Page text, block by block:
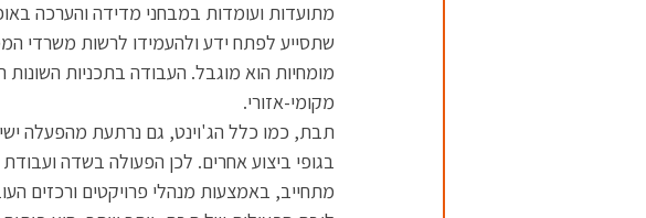
מתועדות ועומדות במבחני מדידה והערכה
שתסייע לפתח ידע ולהעמידו לרשות משרדי
מומחיות הוא מוגבל. העבודה בתכניות השונות
מקומי-אזורי.
תבת, כמו כלל הג'וינט, גם נרתעת מהפעלה
בגופי ביצוע אחרים. לכן הפעולה בשדה ועבודת
מתחייב, באמצעות מנהלי פרויקטים ורכזים